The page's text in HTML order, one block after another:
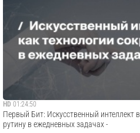
HD 01:24:50
Первый Бит: Искусственный интеллект
рутину в ежедневных задачах -